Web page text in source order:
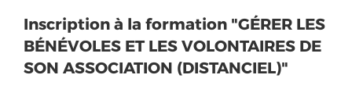
Inscription à la formation "GÉRER LES
BÉNÉVOLES ET LES VOLONTAIRES DE
SON ASSOCIATION (DISTANCIEL)"